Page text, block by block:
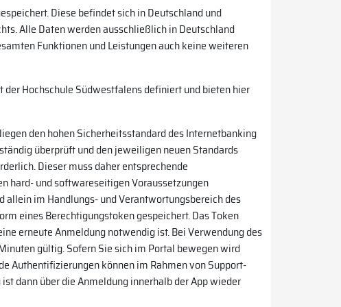
Diese befindet sich in Deutschland und
Alle Daten werden ausschließlich in Deutschland
Funktionen und Leistungen auch keine weiteren
Hochschule Südwestfalens definiert und bieten hier
den hohen Sicherheitsstandard des Internetbanking
überprüft und den jeweiligen neuen Standards
Dieser muss daher entsprechende
hard- und softwareseitigen Voraussetzungen
im Handlungs- und Verantwortungsbereich des
eines Berechtigungstoken gespeichert. Das Token
erneute Anmeldung notwendig ist. Bei Verwendung des
gültig. Sofern Sie sich im Portal bewegen wird
Authentifizierungen können im Rahmen von Support-
dann über die Anmeldung innerhalb der App wieder